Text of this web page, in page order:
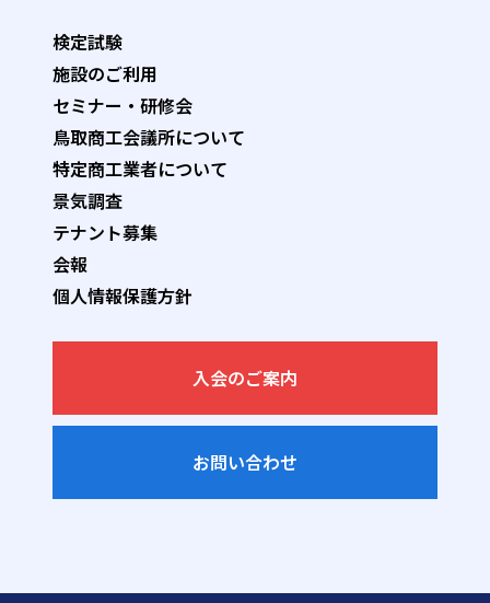
検定試験
施設のご利用
セミナー・研修会
鳥取商工会議所について
特定商工業者について
景気調査
テナント募集
会報
個人情報保護方針
入会のご案内
お問い合わせ